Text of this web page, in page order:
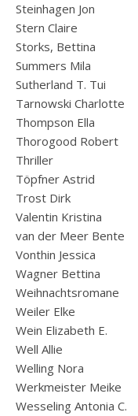
Steinhagen Jon
Stern Claire
Storks, Bettina
Summers Mila
Sutherland T. Tui
Tarnowski Charlotte
Thompson Ella
Thorogood Robert
Thriller
Töpfner Astrid
Trost Dirk
Valentin Kristina
van der Meer Bente
Vonthin Jessica
Wagner Bettina
Weihnachtsromane
Weiler Elke
Wein Elizabeth E.
Well Allie
Welling Nora
Werkmeister Meike
Wesseling Antonia C.